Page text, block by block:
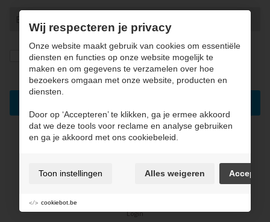
Ik geef de toestemming om mijn gegevens te
bewaren en verwerken zoals aangegeven in onze
privacy statement. *
Login
Wij respecteren je privacy
Onze website maakt gebruik van cookies om essentiële
diensten en functies op onze website mogelijk te
maken en om gegevens te verzamelen over hoe
bezoekers omgaan met onze website, producten en
diensten.
Door op ‘Accepteren’ te klikken, ga je ermee akkoord
dat we deze tools voor reclame en analyse gebruiken
en ga je akkoord met ons cookiebeleid.
Toon instellingen Alles weigeren
cookiebot.be